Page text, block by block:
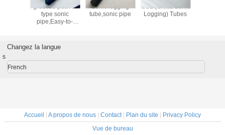
grooved push fit
type sonic
pipe,Easy-to-
Sonic logging
tube,sonic pipe
CSL (Cross Sonic
Logging) Tubes
Changez la langue
s
French
Accueil | A propos de nous | Contact| Plan du site | Privacy Policy
Vue de bureau